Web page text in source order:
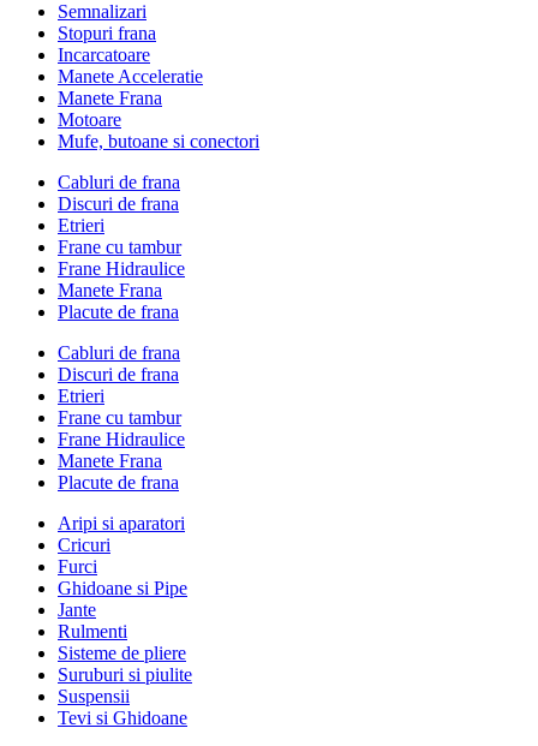
Semnalizari
Stopuri frana
Incarcatoare
Manete Acceleratie
Manete Frana
Motoare
Mufe, butoane si conectori
Cabluri de frana
Discuri de frana
Etrieri
Frane cu tambur
Frane Hidraulice
Manete Frana
Placute de frana
Cabluri de frana
Discuri de frana
Etrieri
Frane cu tambur
Frane Hidraulice
Manete Frana
Placute de frana
Aripi si aparatori
Cricuri
Furci
Ghidoane si Pipe
Jante
Rulmenti
Sisteme de pliere
Suruburi si piulite
Suspensii
Tevi si Ghidoane